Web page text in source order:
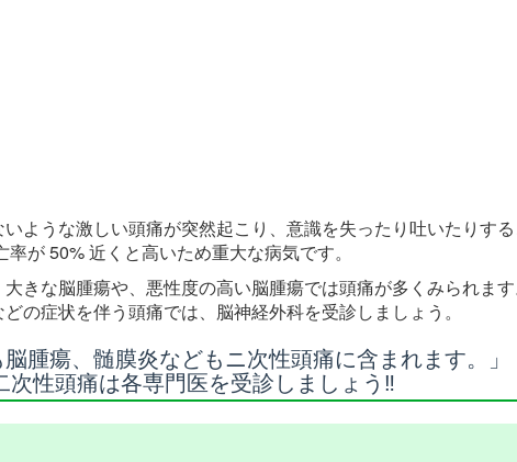
ような激しい頭痛が突然起こり、意識を失ったり吐いたりす
が 50% 近くと高いため重大な病気です。
きな脳腫瘍や、悪性度の高い脳腫瘍では頭痛が多くみられま
の症状を伴う頭痛では、脳神経外科を受診しましょう。
脳腫瘍、髄膜炎などもニ次性頭痛に含まれます。︎」
次性頭痛は各専門医を受診しましょう‼